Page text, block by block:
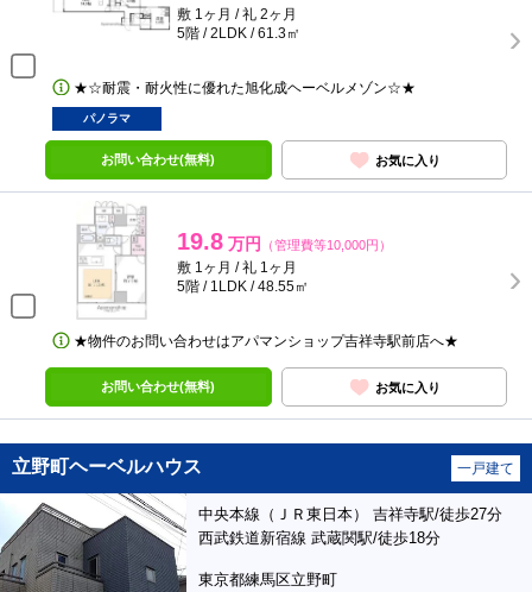
敷 1ヶ月 / 礼 2ヶ月
5階 / 2LDK / 61.3㎡
★☆耐震・耐火性に優れた旭化成ヘーベルメゾン☆★
パノラマ
お問い合わせ(無料) お気に入り
19.8 万円 （管理費等10,000円）
敷 1ヶ月 / 礼 1ヶ月
5階 / 1LDK / 48.55㎡
★物件のお問い合わせはアパマンショップ吉祥寺駅前店へ★
お問い合わせ(無料) お気に入り
立野町ヘーベルハウス 一戸建て
中央本線（ＪＲ東日本） 吉祥寺駅/徒歩27分
西武鉄道新宿線 武蔵関駅/徒歩18分
東京都練馬区立野町